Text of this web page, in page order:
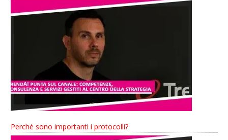
Perché sono importanti i protocolli?